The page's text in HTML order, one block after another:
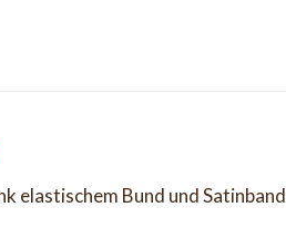
elastischem Bund und Satinband